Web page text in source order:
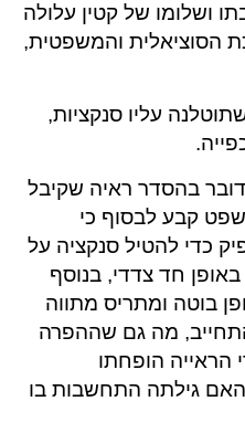
ושלומו של קטין עלולה
הסוציאלית והמשפטית,
עליו סנקציות,
בהסדר ראיה שקיבל
קבע לבסוף כי
כדי להטיל סנקציה על
חד צדדי, בנוסף
בוטה ומתריס מתווה
מה גם שההפרה
הופחתו
גילתה התחשבות בו